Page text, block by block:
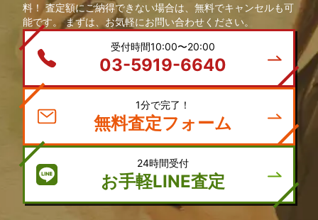
料！ 査定額にご納得できない場合は、無料でキャンセルも可
能です。 まずは、お気軽にお問い合わせください。
受付時間10:00〜20:00
03-5919-6640
1分で完了！
無料査定フォーム
24時間受付
お手軽LINE査定